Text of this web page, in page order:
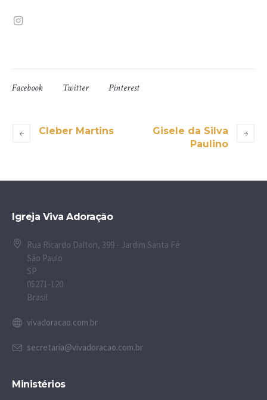
Facebook Twitter Pinterest
Cleber Martins
Gisele da Silva
Paulino
Igreja Viva Adoração
Rua Ricardo Dalton, 399 - Jardim Santa Fé
São Paulo
SP
05271-120
Brasil
vivadoracao.com.br
secretaria@vivadoracao.com.br
Ministérios